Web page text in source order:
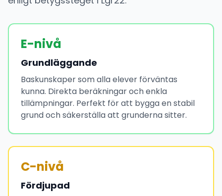
E-nivå
Grundläggande
Baskunskaper som alla elever förväntas
kunna. Direkta beräkningar och enkla
tillämpningar. Perfekt för att bygga en stabil
grund och säkerställa att grunderna sitter.
C-nivå
Fördjupad